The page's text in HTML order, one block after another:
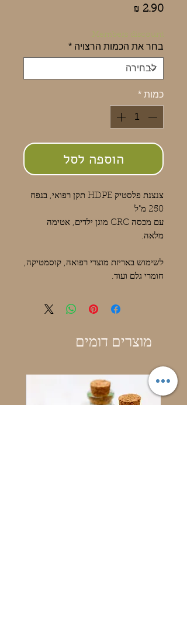
Members discount
בחר את הכמות הרצויה *
כמות *
הוספה לסל
צנצנת פלסטיק HDPE תקן רפואי, בנפח
250 מ"ל
עם מכסה CRC מוגן ילדים, אטימה
מלאה.
לשימוש באריזת מוצרי רפואה, קוסמטיקה,
חומרי גלם ועוד.
מוצרים דומים